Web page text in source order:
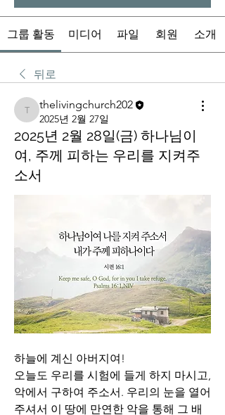
그룹 활동 미디어 파일 회원 소개
뒤로
thelivingchurch202
thelivingchurch202
2025년 2월 27일
2025년 2월 28일(금) 하나님이
여, 주께 피하는 우리를 지켜주
소서
하늘에 계신 아버지여!
오늘도 우리를 시험에 들게 하지 마시고,
악에서 구하여 주소서. 우리의 눈을 열어
주셔서 이 땅에 만연한 악을 통해 그 배